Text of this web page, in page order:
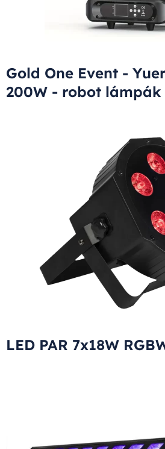
Gold One Event -
200W - robot lámpák
LED PAR 7x18W